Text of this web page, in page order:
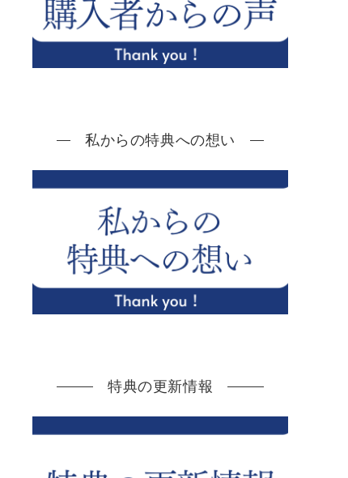
私からの特典への想い
特典の更新情報